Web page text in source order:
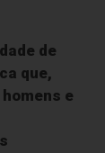
de
que,
e